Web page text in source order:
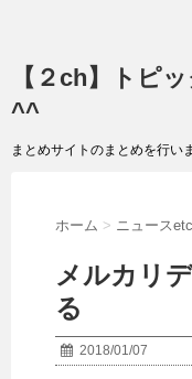
【２ch】トピ
^^
まとめサイトのまとめを行い
ホーム > ニュースetc
メルカリ
る
2018/01/07